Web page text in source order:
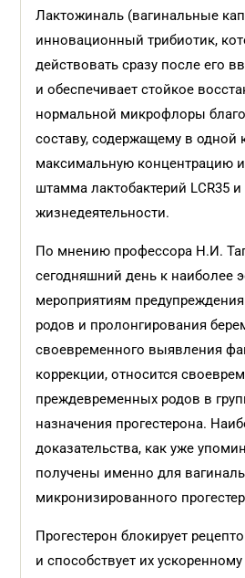
Лактожиналь (вагинальные
инновационный трибиотик,
действовать сразу после его
и обеспечивает стойкое
нормальной микрофлоры
составу, содержащему в одной
максимальную концентрацию
штамма лактобактерий LCR35 и
жизнедеятельности.
По мнению профессора Н.И.
сегодняшний день к наиболее
мероприятиям
родов и пролонгирования
своевременного выявления
коррекции, относится
преждевременных родов в
назначения прогестерона.
доказательства, как уже
получены именно для
микронизированного
Прогестерон блокирует
и способствует их